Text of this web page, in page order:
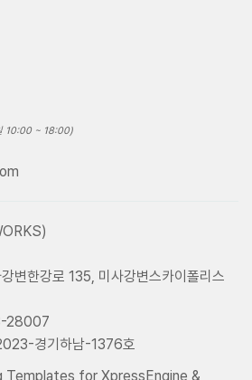
10:00 ~ 18:00)
변한강로 135, 미사강변스카이폴리스
28007
경기하남-1376호
Templates for XpressEngine &